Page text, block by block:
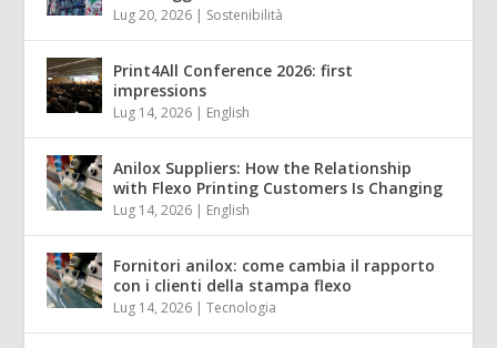
Lug 20, 2026 | Sostenibilità
Print4All Conference 2026: first
impressions
Lug 14, 2026 | English
Anilox Suppliers: How the Relationship
with Flexo Printing Customers Is Changing
Lug 14, 2026 | English
Fornitori anilox: come cambia il rapporto
con i clienti della stampa flexo
Lug 14, 2026 |Tecnologia